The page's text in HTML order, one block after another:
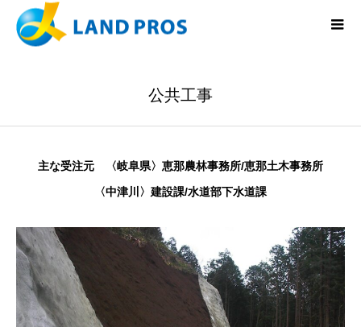
公共工事
主な受注元 〈岐阜県〉恵那農林事務所/恵那土木事務所
〈中津川〉建設課/水道部下水道課